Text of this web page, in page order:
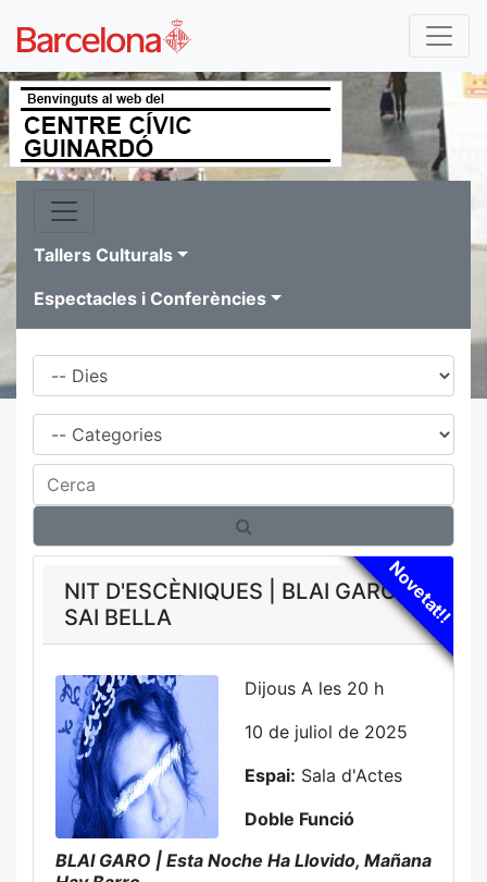
Tallers Culturals
Espectacles i Conferències
Dies
Família
Cerca
Novetat!!
NIT D'ESCÈNIQUES | BLAI GARO |
SAI BELLA
Dijous A les 20 h
10 de juliol de 2025
Espai: Sala d'Actes
Doble Funció
BLAI GARO | Esta Noche Ha Llovido, Mañana